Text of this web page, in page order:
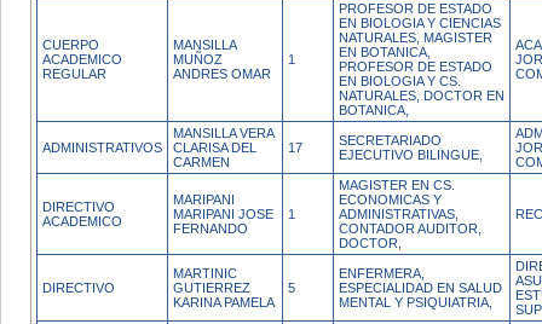
CUERPO
ACADEMICO
REGULAR
MANSILLA
MUÑOZ
ANDRES OMAR
1
PROFESOR DE ESTADO
EN BIOLOGIA Y CIENCIAS
NATURALES, MAGISTER
EN BOTANICA,
PROFESOR DE ESTADO
EN BIOLOGIA Y CS.
NATURALES, DOCTOR EN
BOTANICA,
ADMINISTRATIVOS
MANSILLA VERA
CLARISA DEL
CARMEN
17
SECRETARIADO
EJECUTIVO BILINGUE,
DIRECTIVO
ACADEMICO
MARIPANI
MARIPANI JOSE
FERNANDO
1
MAGISTER EN CS.
ECONOMICAS Y
ADMINISTRATIVAS,
CONTADOR AUDITOR,
DOCTOR,
DIRECTIVO
MARTINIC
GUTIERREZ
KARINA PAMELA
5
ENFERMERA,
ESPECIALIDAD EN SALUD
MENTAL Y PSIQUIATRIA,